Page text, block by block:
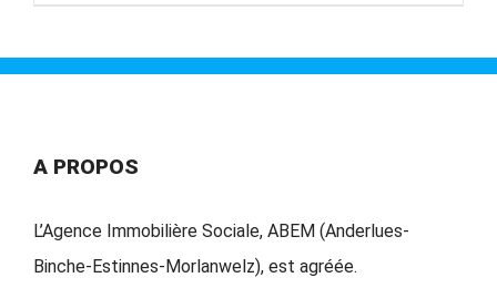
A PROPOS
L’Agence Immobilière Sociale, ABEM (Anderlues-
Binche-Estinnes-Morlanwelz), est agréée.